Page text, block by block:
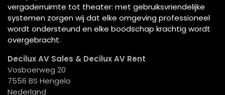
vergaderruimte tot theater: met gebruiksvriendelijke
systemen zorgen wij dat elke omgeving professioneel
wordt ondersteund en elke boodschap krachtig wordt
overgebracht.
Decilux AV Sales & Decilux AV Rent
Vosboerweg 20
7556 BS Hengelo
Nederland